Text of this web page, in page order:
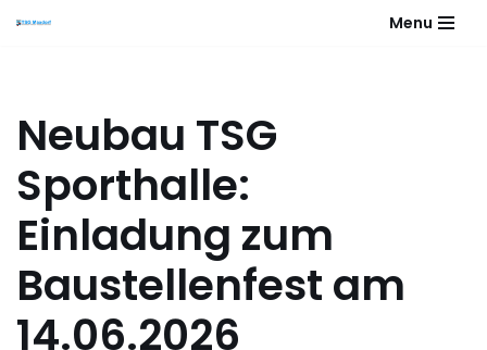
Menu
Neubau TSG
Sporthalle:
Einladung zum
Baustellenfest am
14.06.2026